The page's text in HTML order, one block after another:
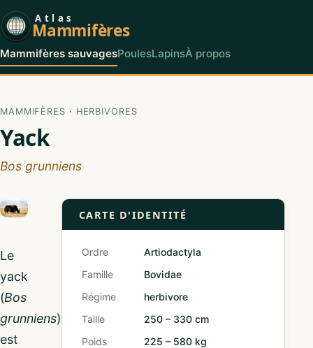
Atlas
Mammifères
Mammifères sauvagesPoulesLapinsÀ propos
MAMMIFÈRES · HERBIVORES
Yack
Bos grunniens
Le
yack
(Bos
grunniens)
est
CARTE D'IDENTITÉ
Ordre
Artiodactyla
Famille
Bovidae
Régime
herbivore
Taille
250 – 330 cm
Poids
225 – 580 kg